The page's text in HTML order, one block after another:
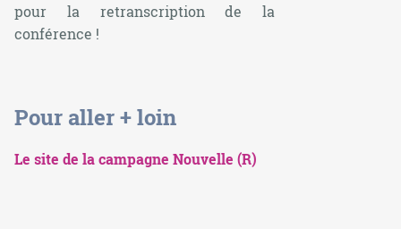
pour la retranscription de la
conférence !
Pour aller + loin
Le site de la campagne Nouvelle (R)